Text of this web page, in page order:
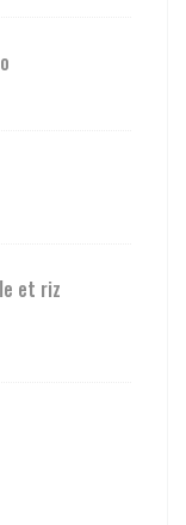
et riz